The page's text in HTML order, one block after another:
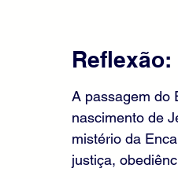
Reflexão:
A passagem do
nascimento de
mistério da
justiça,